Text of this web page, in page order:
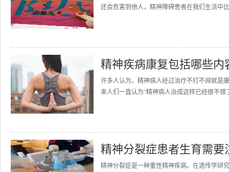
还会危害到他人，精神障碍患者在我们生活中
精神疾病康复包括哪些内
许多人认为，精神病人经过治疗不打不闹就是
来人们一直认为“精神病人治成这样已经很不错
精神分裂症患者生育需要
精神分裂症是一种重性精神疾病。在遗传学研